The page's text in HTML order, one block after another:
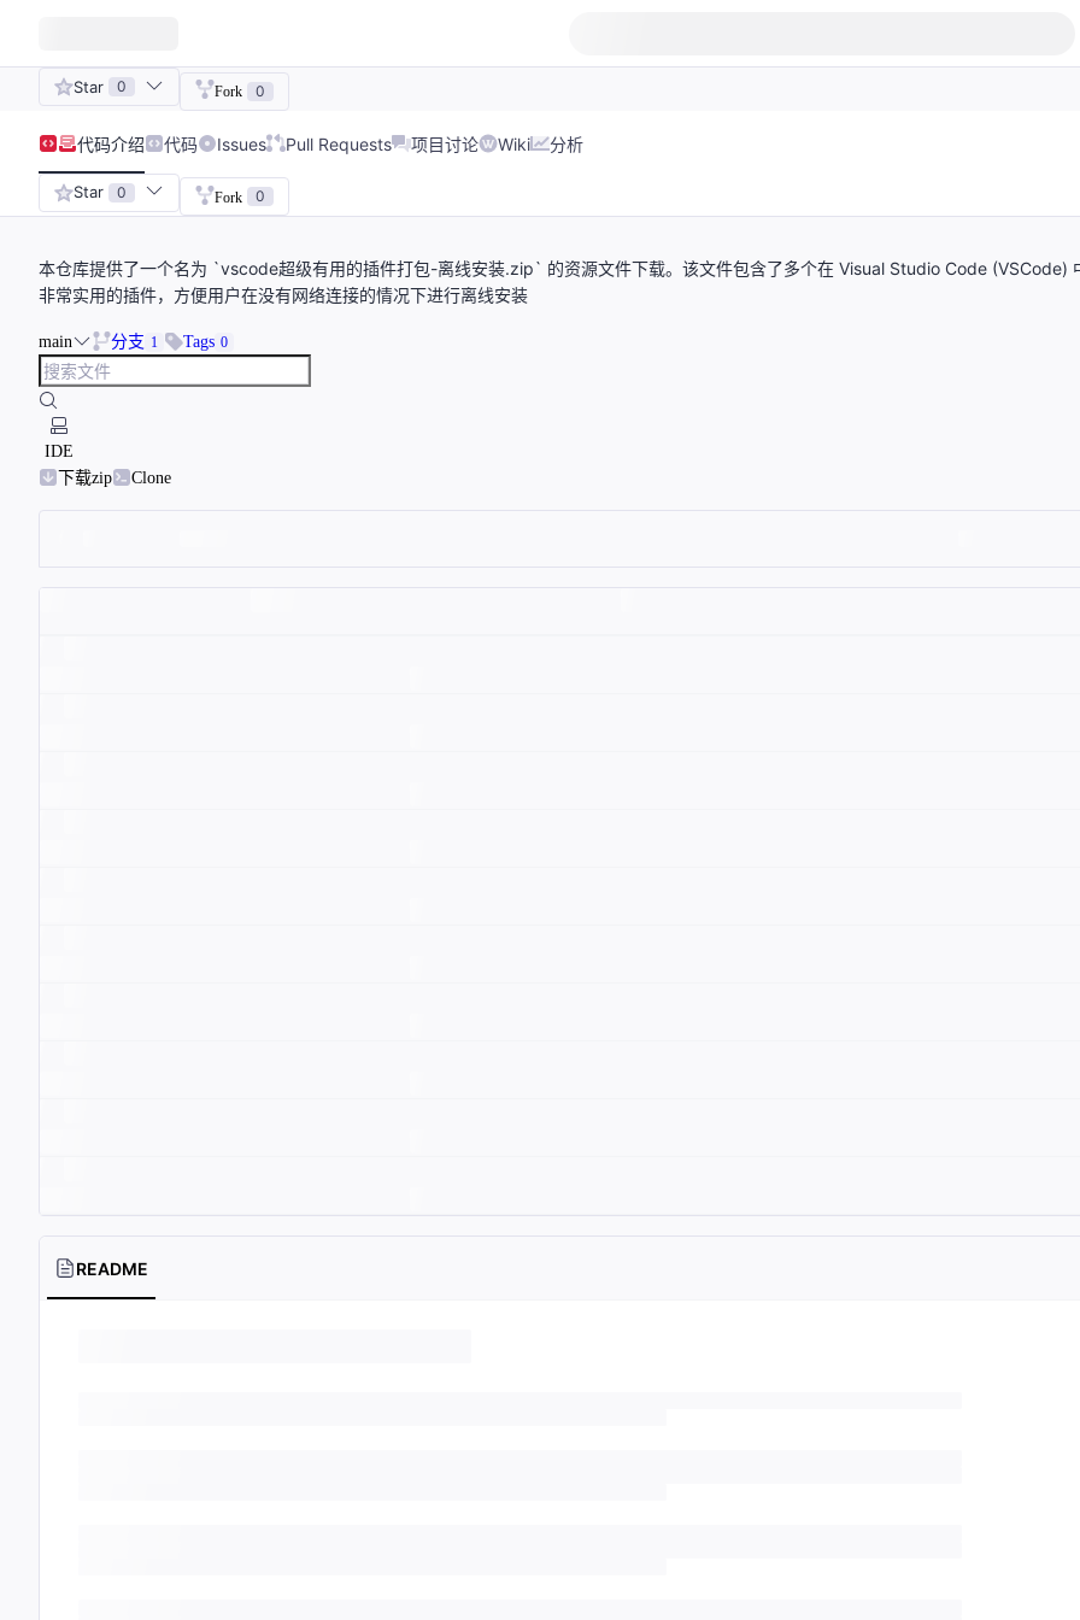
Star 0 Fork 0
代码介绍 代码 Issues Pull Requests 项目讨论 Wiki 分析
Star 0 Fork 0
本仓库提供了一个名为 `vscode超级有用的插件打包-离线安装.zip` 的资源文件下载。该文件包含了多个在 Visual Studio Code (VSCode)
非常实用的插件，方便用户在没有网络连接的情况下进行离线安装
main 分支 1 Tags 0
IDE
下载zip
Clone
README